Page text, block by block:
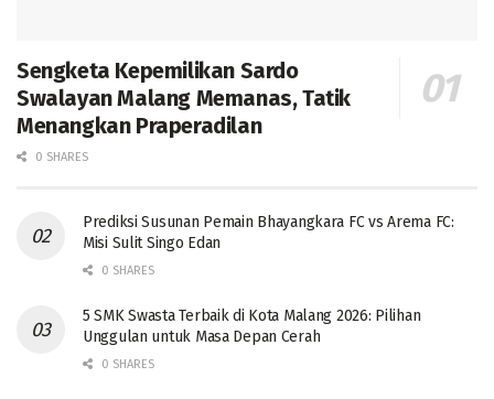
Sengketa Kepemilikan Sardo
Swalayan Malang Memanas, Tatik
Menangkan Praperadilan
0 SHARES
Prediksi Susunan Pemain Bhayangkara FC vs Arema FC:
Misi Sulit Singo Edan
0 SHARES
5 SMK Swasta Terbaik di Kota Malang 2026: Pilihan
Unggulan untuk Masa Depan Cerah
0 SHARES